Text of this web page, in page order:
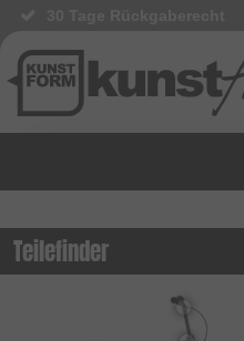
Teilefinder